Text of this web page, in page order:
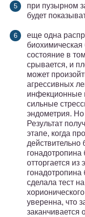
при пузырном
будет
еще одна
биохимическая
состояние в
срывается, и
может
агрессивных
инфекционные
сильные
эндометрия.
Результат
этапе, когда
отторгается из
сделала тест
уверенна, что